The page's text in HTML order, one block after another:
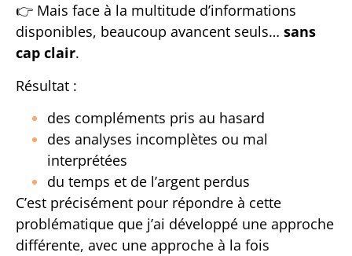
👉 Mais face à la multitude d’informations
disponibles, beaucoup avancent seuls… sans
cap clair.
Résultat :
des compléments pris au hasard
des analyses incomplètes ou mal
interprétées
du temps et de l’argent perdus
C’est précisément pour répondre à cette
problématique que j’ai développé une approche
différente, avec une approche à la fois